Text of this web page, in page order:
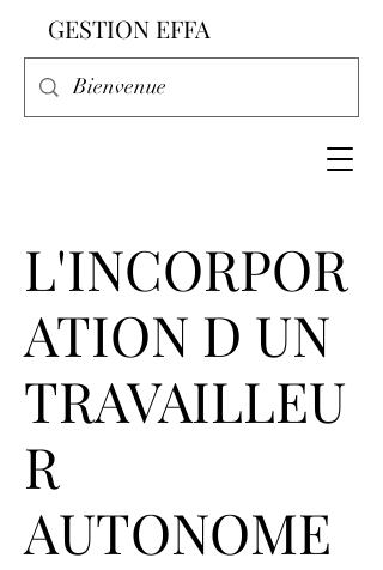
GESTION EFFA
L'INCORPOR
ATION D UN
TRAVAILLEU
R
AUTONOME